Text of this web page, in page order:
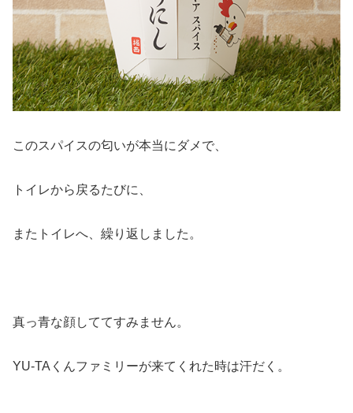
このスパイスの匂いが本当にダメで、
トイレから戻るたびに、
またトイレへ、繰り返しました。
真っ青な顔しててすみません。
YU-TAくんファミリーが来てくれた時は汗だく。